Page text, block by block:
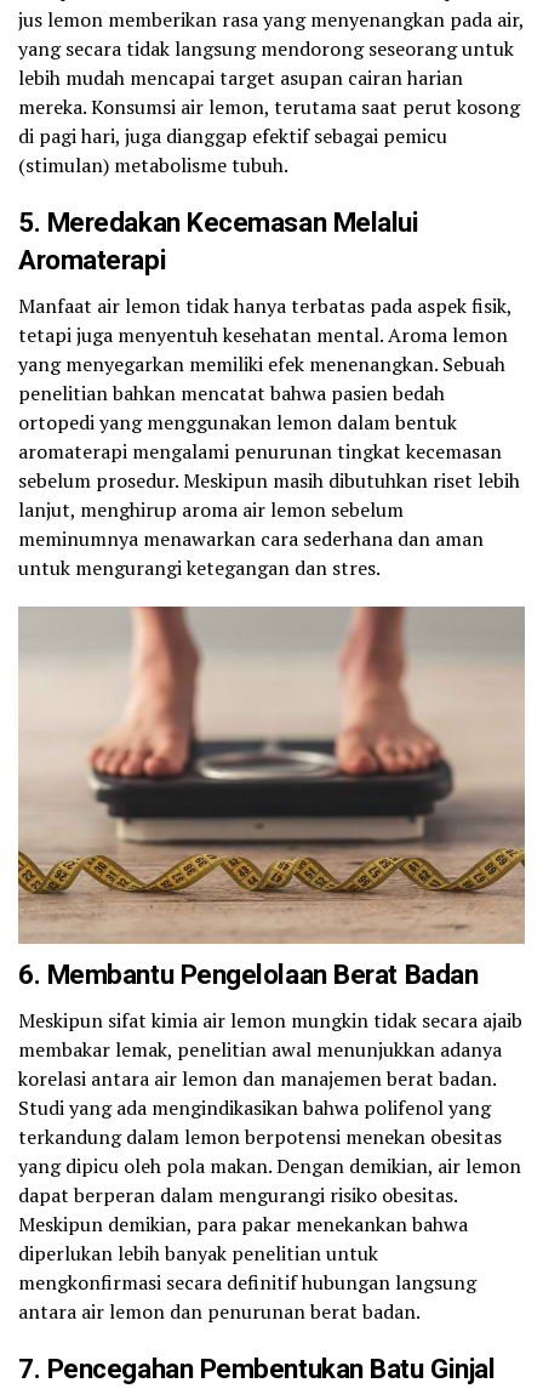
jus lemon memberikan rasa yang menyenangkan pada air,
yang secara tidak langsung mendorong seseorang untuk
lebih mudah mencapai target asupan cairan harian
mereka. Konsumsi air lemon, terutama saat perut kosong
di pagi hari, juga dianggap efektif sebagai pemicu
(stimulan) metabolisme tubuh.
5. Meredakan Kecemasan Melalui
Aromaterapi
Manfaat air lemon tidak hanya terbatas pada aspek fisik,
tetapi juga menyentuh kesehatan mental. Aroma lemon
yang menyegarkan memiliki efek menenangkan. Sebuah
penelitian bahkan mencatat bahwa pasien bedah
ortopedi yang menggunakan lemon dalam bentuk
aromaterapi mengalami penurunan tingkat kecemasan
sebelum prosedur. Meskipun masih dibutuhkan riset lebih
lanjut, menghirup aroma air lemon sebelum
meminumnya menawarkan cara sederhana dan aman
untuk mengurangi ketegangan dan stres.
6. Membantu Pengelolaan Berat Badan
Meskipun sifat kimia air lemon mungkin tidak secara ajaib
membakar lemak, penelitian awal menunjukkan adanya
korelasi antara air lemon dan manajemen berat badan.
Studi yang ada mengindikasikan bahwa polifenol yang
terkandung dalam lemon berpotensi menekan obesitas
yang dipicu oleh pola makan. Dengan demikian, air lemon
dapat berperan dalam mengurangi risiko obesitas.
Meskipun demikian, para pakar menekankan bahwa
diperlukan lebih banyak penelitian untuk
mengkonfirmasi secara definitif hubungan langsung
antara air lemon dan penurunan berat badan.
7. Pencegahan Pembentukan Batu Ginjal